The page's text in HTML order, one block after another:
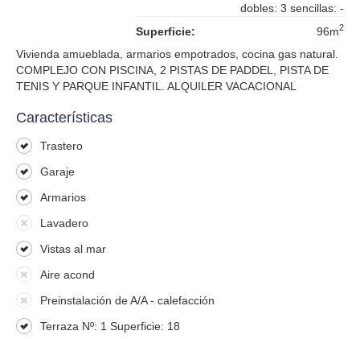
dobles: 3 sencillas: -
Superficie:
96m2
Vivienda amueblada, armarios empotrados, cocina gas natural.
COMPLEJO CON PISCINA, 2 PISTAS DE PADDEL, PISTA DE
TENIS Y PARQUE INFANTIL. ALQUILER VACACIONAL
Características
Trastero
Garaje
Armarios
Lavadero
Vistas al mar
Aire acond
Preinstalación de A/A - calefacción
Terraza Nº: 1 Superficie: 18